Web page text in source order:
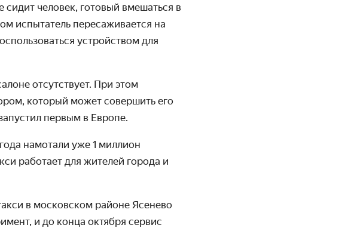
человек, готовый вмешаться в
испытатель пересаживается на
устройством для
отсутствует. При этом
который может совершить его
первым в Европе.
намотали уже 1 миллион
работает для жителей города и
в московском районе Ясенево
и до конца октября сервис